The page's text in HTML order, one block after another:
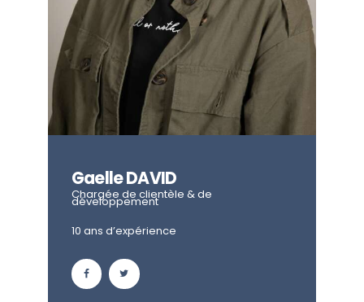
Gaelle DAVID
Chargée de clientèle & de
développement
10 ans d’expérience